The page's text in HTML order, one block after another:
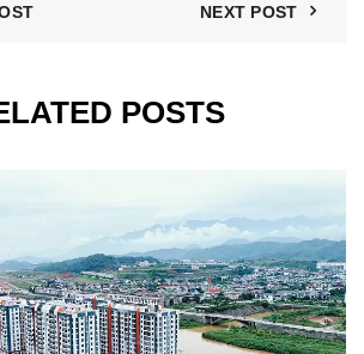
NEXT POST
POSTS